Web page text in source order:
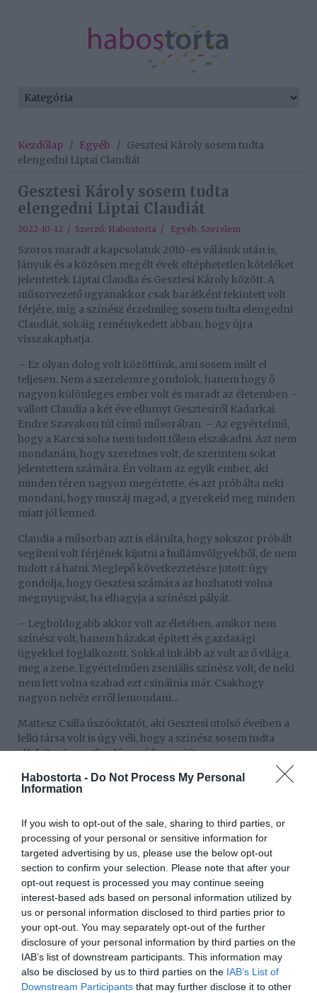
Habostorta - Do Not Process My Personal
Information
If you wish to opt-out of the sale, sharing to third parties, or
processing of your personal or sensitive information for
targeted advertising by us, please use the below opt-out
section to confirm your selection. Please note that after your
opt-out request is processed you may continue seeing
interest-based ads based on personal information utilized by
us or personal information disclosed to third parties prior to
your opt-out. You may separately opt-out of the further
disclosure of your personal information by third parties on the
IAB’s list of downstream participants. This information may
also be disclosed by us to third parties on the IAB’s List of
Downstream Participants that may further disclose it to other
Kezdőlap / Egyéb / Gesztesi Károly sosem tudta
elengedni Liptai Claudiát
Gesztesi Károly sosem tudta
elengedni Liptai Claudiát
2022-10-12 / Szerző: Habostorta / Egyéb, Szerelem
Szoros maradt a kapcsolatuk 2010-es válásuk után is,
lányuk és a közösen megélt évek eltéphetetlen köteléket
jelentettek Liptai Claudia és Gesztesi Károly között. A
műsorvezető ugyanakkor csak barátként tekintett volt
férjére, míg a színész érzelmileg sosem tudta elengedni
Claudiát, sokáig reménykedett abban, hogy újra
visszakaphatja.
– Ez olyan dolog volt közöttünk, ami sosem múlt el
teljesen. Nem a szerelemre gondolok, hanem hogy ő
nagyon különleges ember volt és maradt az életemben –
vallott Claudia a két éve elhunyt Gesztesiről Kadarkai
Endre Szavakon túl című műsorában. – Az egyértelmű,
hogy a Karcsi soha nem tudott tőlem elszakadni. Azt nem
mondanám, hogy szerelmes volt, de szerintem sokat
jelentettem számára. Én voltam az egyik ember, aki
minden téren nagyon megértette, és azt próbálta neki
mondani, hogy muszáj magad, a gyerekeid meg minden
miatt jól lenned.
Claudia a műsorban azt is elárulta, hogy sokszor próbált
segíteni volt férjének kijutni a hullámvölgyekből, de nem
tudott rá hatni. Meglepő következtetésre jutott: úgy
gondolja, hogy Gesztesi számára az hozhatott volna
megnyugvást, ha elhagyja a színészi pályát.
– Legboldogabb akkor volt az életében, amikor nem
színész volt, hanem házakat épített és gazdasági
ügyekkel foglalkozott. Sokkal inkább az volt az ő világa,
meg a zene. Egyértelműen zseniális színész volt, de neki
nem lett volna szabad ezt csinálnia már. Csakhogy
nagyon nehéz erről lemondani...
Mattesz Csilla úszóoktatót, aki Gesztesi utolsó éveiben a
lelki társa volt is úgy véli, hogy a színész sosem tudta
elfelejteni egyetlen lánya édesanyját.
– Claudia volt élete nagy szerelme. Hiába voltam mellette,
rengeteget gondolt rá, és beszélt róla. Mindennap
házasságuk – fogalmazott Csilla, aki azt is elárulta,
Gesztesi idővel valóban fel akart hagyni a színészettel.
– A szülei nagyon büszkék voltak rá, hogy színész lett
belőle. A nevelőapjának köszönhetően került bele ebbe a
világba, és az édesanyja is zongorázott. Tény, hogy
hatalmas tehetség volt, de már benne is
megfogalmazódott, hogy szeretné maga mögött hagyni
a szakmát. Vágyott azért még egy nagy szerepre vagy
rendezésre, de a hosszú távú tervei már nem erről
szóltak. Azt terveztük, hogy kiköltözünk együtt
Tenerifére, és ott fogunk úszást oktatni. Karcsi be is járt